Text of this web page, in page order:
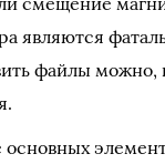
являются
файлы можно,